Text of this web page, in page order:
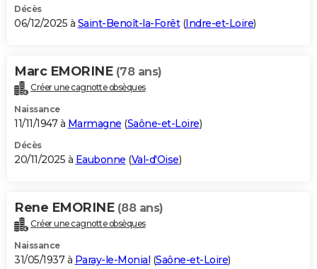
BONS PLANS
Carte de Noël
Carte Bonne année
Carte Saint-Valentin
Carte Pâques
Carte d'anniversaire
DICTIONNAIRE
Dictionnaire
Biographies
Citations
Expressions
Proverbes
PROGRAMME TV
S'inscrire
Se connecter
Lycées
Collèges
Primaires
Universités
Entreprises
Service militaire
Avis de recherche
AVIS DE DÉCÈS
Bricolage
Lifestyle
Culture
Sport
Auto
Television
Voyage
Cinema
Décès
06/12/2025 à Saint-Benoît-la-Forêt(Indre-et-Loire)
Marc EMORINE (78 ans)
Créer une cagnotte obsèques
Naissance
11/11/1947 à Marmagne (Saône-et-Loire)
Décès
20/11/2025 à Eaubonne (Val-d'Oise)
Rene EMORINE (88 ans)
Créer une cagnotte obsèques
Naissance
31/05/1937 à Paray-le-Monial (Saône-et-Loire)